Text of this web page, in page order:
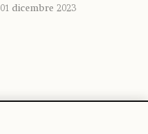
01 dicembre 2023